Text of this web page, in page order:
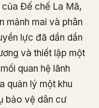
của Đế chế La Mã,
mảnh mai và phân
lực đã dần dần
và thiết lập một
quan hệ lãnh
quản lý một khu
bảo vệ dân cư